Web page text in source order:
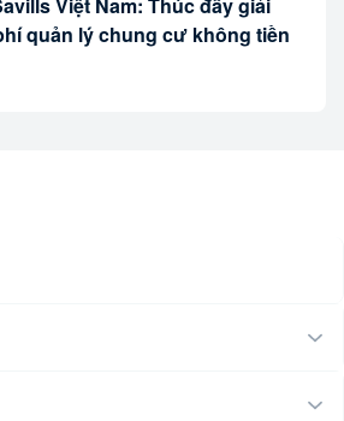
quản lý chung cư không tiền